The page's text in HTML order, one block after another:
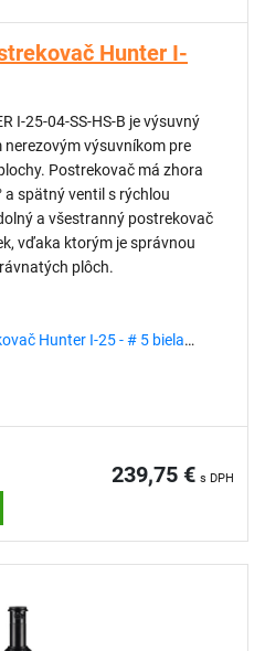
Hunter I-
I-25-04-SS-HS-B je výsuvný
výsuvníkom pre
Postrekovač má zhora
a spätný ventil s rýchlou
a všestranný postrekovač
vďaka ktorým je správnou
plôch.
Hunter I-25 - # 5 biela
Hunter I-25 - # 8 svetlá
Hunter I-25 - # 18 červená
Hunter I-25 - #20 tmavá
Hunter I-25 - # 25 tmavá
239,75 € s DPH